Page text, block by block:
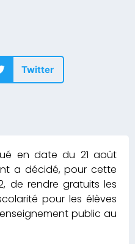
Twitter
en date du 21 août
a décidé, pour cette
de rendre gratuits les
pour les élèves
public au